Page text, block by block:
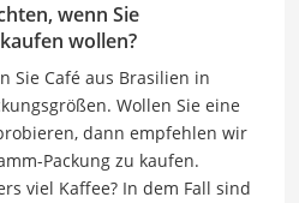
wenn Sie
wollen?
Sie Café aus Brasilien in
Wollen Sie eine
dann empfehlen wir
Packung zu kaufen.
viel Kaffee? In dem Fall sind